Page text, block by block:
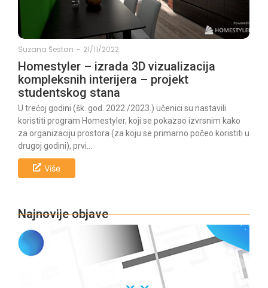
Suzana Šestan - 21/11/2022
Homestyler – izrada 3D vizualizacija
kompleksnih interijera – projekt
studentskog stana
U trećoj godini (šk. god. 2022./2023.) učenici su nastavili
koristiti program Homestyler, koji se pokazao izvrsnim kako
za organizaciju prostora (za koju se primarno počeo koristiti u
drugoj godini), prvi...
Više
Najnovije objave